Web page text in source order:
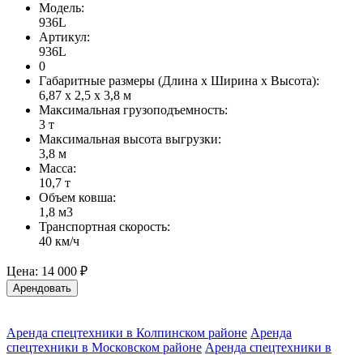
Модель:
936L
Артикул:
936L
0
Габаритные размеры (Длина х Ширина х Высота):
6,87 х 2,5 х 3,8 м
Максимальная грузоподъемность:
3 т
Максимальная высота выгрузки:
3,8 м
Масса:
10,7 т
Объем ковша:
1,8 м3
Транспортная скорость:
40 км/ч
Цена: 14 000 ₽
Арендовать
Аренда спецтехники в Колпинском районе Аренда
спецтехники в Московском районе Аренда спецтехники в